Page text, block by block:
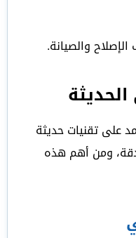
والصيانة.
على تقنيات حديثة
ومن أهم هذه